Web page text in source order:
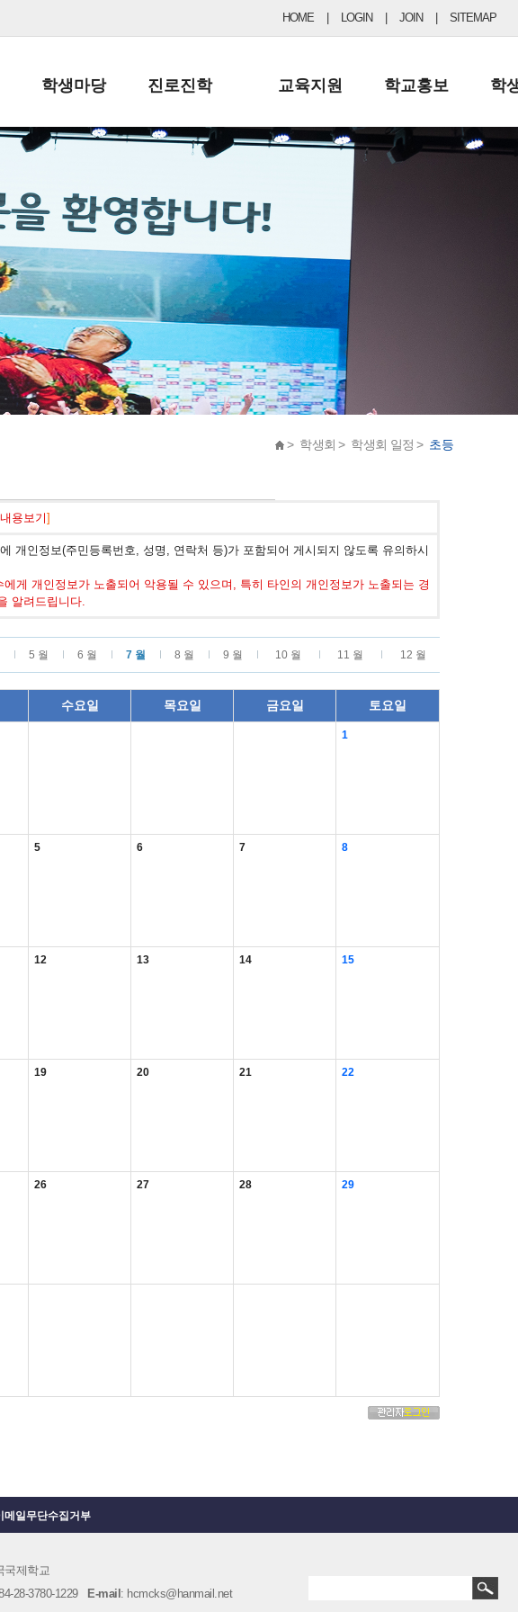
HOME LOGIN JOIN SITEMAP
식
학생마당
학생생활규정
학교신문
자율진로동아리
유초등 소식지
진로진학
공지사항 및 입시자료
드림레터
교육지원
행정실
학교운영위원회
학교건축기금
학교홍보
보도자료
학
> 학생회 > 학생회 일정 > 초등
용보기]
개인정보(주민등록번호, 성명, 연락처 등)가 포함되어 게시되지 않도록 유의하시
게 개인정보가 노출되어 악용될 수 있으며, 특히 타인의 개인정보가 노출되는 경
알려드립니다.
5 월 6 월 7 월 8 월 9 월 10 월 11 월 12 월
수요일 목요일 금요일 토요일
1
5 6 7 8
12 13 14 15
19 20 21 22
26 27 28 29
메일무단수집거부
국제학교
28-3780-1229 E-mail : hcmcks@hanmail.net